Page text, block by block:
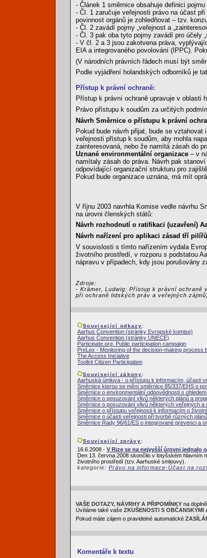
- Článek 1 směrnice obsahuje definici pojmu
- Čl. 1 zaručuje veřejnosti právo na účast
povinnost orgánů je zohledňovat – tzv.
- Čl. 2 zavádí pojmy „veřejnost a
- Čl. 3 pak oba tyto pojmy zavádí pro účely
- V čl. 2 a 3 jsou zakotvena práva,
EIA a integrovaného povolování (IPPC).
(V národních právních řádech musí být
Podle vyjádření holandských odborníků je
Přístup k právní ochraně:
Přístup k právní ochraně upravuje v oblasti
Právo přístupu k soudům za určitých
Návrh Směrnice o přístupu k právní
Pokud bude návrh přijat, bude se
veřejnosti přístup k soudům, aby mohla
zainteresovaná, nebo že namítá zásah do
Uznané environmentální organizace – v
namítaly zásah do práva. Návrh pak
odpovídající organizační strukturu pro
Pokud bude organizace uznána, má mít
V říjnu 2003 navrhla Komise vedle návrhu
na úrovni členských států:
Návrh rozhodnutí o ratifikaci (uzavření)
Návrh nařízení pro aplikaci zásad tří
V souvislosti s tímto nařízením vydala
životního prostředí, v rozporu s podstatou
nápravu v případech, kdy jsou porušovány
Zdroje:
- Krämer, Ludwig: Přístup k právní
při ochraně lidských práv a veřejných
Související odkazy:
Aarhus Convention (stránky Evropské komise)
Aarhus Convention (stránky UNECE)
Participate.org: Public participation campaign
PreLex - Monitoring of the decision-making process
The Access Iniciative
Toolkit Citizen Participation
Související zákony:
Aarhuská úmluva - o přístupu k informacím, účasti
Směrnice kterou se mění směrnice 85/337/EHS o
Směrnice o environmentální odpovědnosti s
Směrnice o posuzování vlivů některých plánů a
Směrnice o posuzování vlivů některých veřejných
Směrnice o přístupu veřejnosti k informacím o
Směrnice o účasti veřejnosti při tvorbě různých
Směrnice Rady 96/61/ES o integrované prevenci a
Související zprávy:
16.6.2008 - V Rize se na nejvyšší úrovni jednalo
Den 13. června 2008 skončilo v lotyšském
životního prostředí (tzv. Aarhuské smlouvy).
kategorie: Právo na informace-Účast na
VAŠE DOTAZY, NÁVRHY A PŘIPOMÍNKY na
Uvítáme také vaše ZKUŠENOSTI S OBČANSKÝMI
Pokud máte zájem o pravidelné automatické
Komentáře k textu